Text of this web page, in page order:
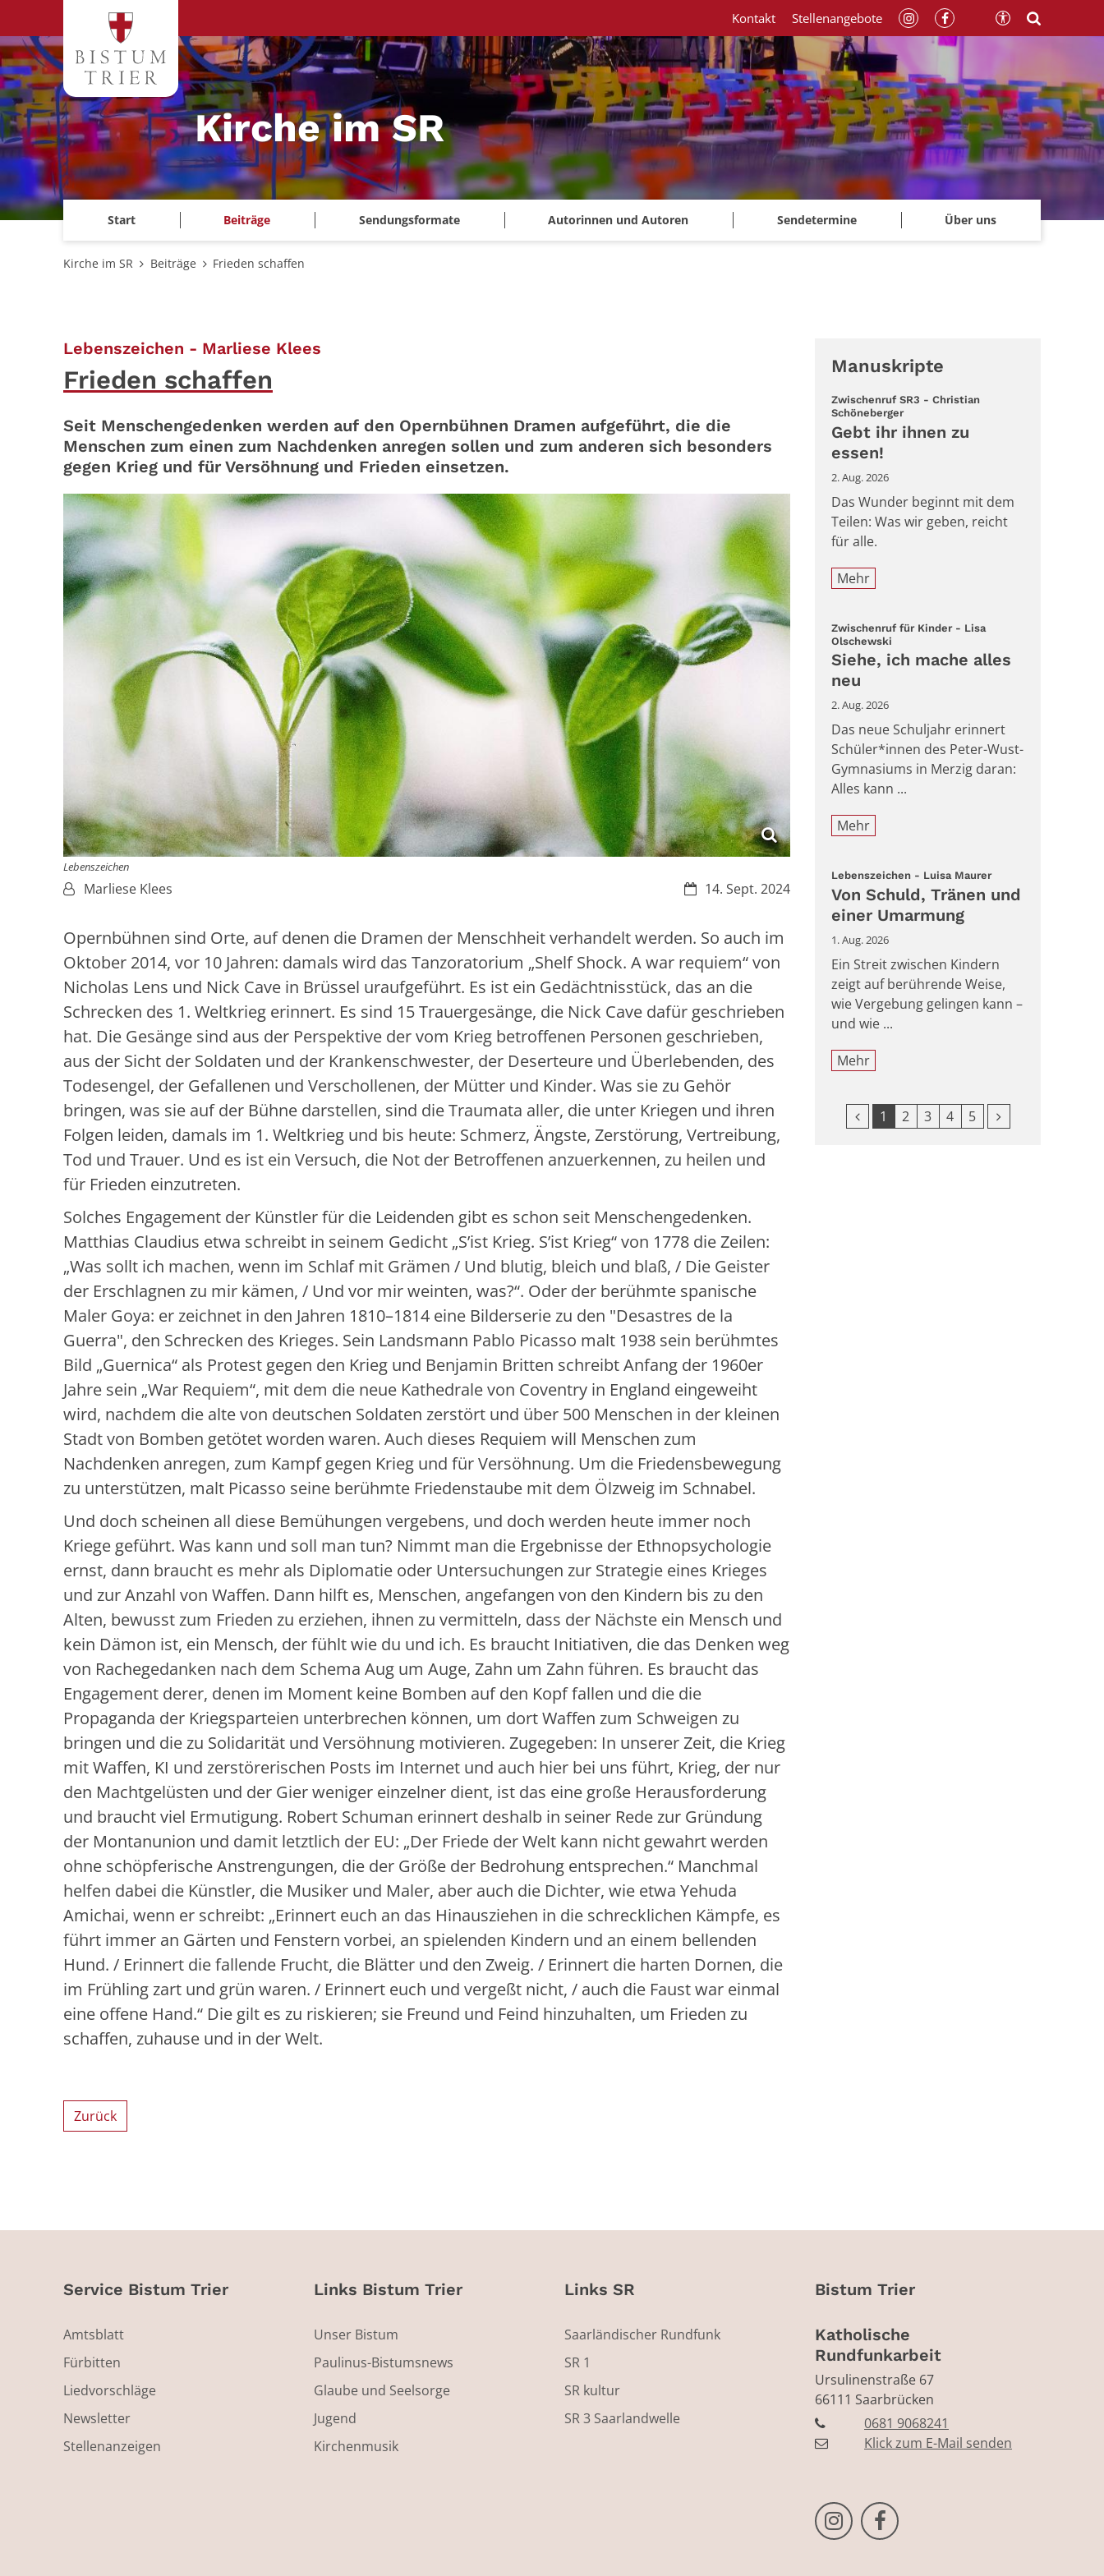
Zum Inhalt springen
Kirche im SR
Start Beiträge Sendungsformate Autorinnen und Autoren Sendetermine Über uns
Kontakt Stellenangebote
Kirche im SR Beiträge Frieden schaffen
Lebenszeichen - Marliese Klees
Frieden schaffen
Seit Menschengedenken werden auf den Opernbühnen Dramen aufgeführt, die die
Menschen zum einen zum Nachdenken anregen sollen und zum anderen sich besonders
gegen Krieg und für Versöhnung und Frieden einsetzen.
Lebenszeichen
Datum:14. Sept. 2024
Von:Marliese Klees
Opernbühnen sind Orte, auf denen die Dramen der Menschheit verhandelt werden. So auch im
Oktober 2014, vor 10 Jahren: damals wird das Tanzoratorium „Shelf Shock. A war requiem“ von
Nicholas Lens und Nick Cave in Brüssel uraufgeführt. Es ist ein Gedächtnisstück, das an die
Schrecken des 1. Weltkrieg erinnert. Es sind 15 Trauergesänge, die Nick Cave dafür geschrieben
hat. Die Gesänge sind aus der Perspektive der vom Krieg betroffenen Personen geschrieben,
aus der Sicht der Soldaten und der Krankenschwester, der Deserteure und Überlebenden, des
Todesengel, der Gefallenen und Verschollenen, der Mütter und Kinder. Was sie zu Gehör
bringen, was sie auf der Bühne darstellen, sind die Traumata aller, die unter Kriegen und ihren
Folgen leiden, damals im 1. Weltkrieg und bis heute: Schmerz, Ängste, Zerstörung, Vertreibung,
Tod und Trauer. Und es ist ein Versuch, die Not der Betroffenen anzuerkennen, zu heilen und
für Frieden einzutreten.
Solches Engagement der Künstler für die Leidenden gibt es schon seit Menschengedenken.
Matthias Claudius etwa schreibt in seinem Gedicht „S’ist Krieg. S’ist Krieg“ von 1778 die Zeilen:
„Was sollt ich machen, wenn im Schlaf mit Grämen / Und blutig, bleich und blaß, / Die Geister
der Erschlagnen zu mir kämen, / Und vor mir weinten, was?“. Oder der berühmte spanische
Maler Goya: er zeichnet in den Jahren 1810–1814 eine Bilderserie zu den "Desastres de la
Guerra", den Schrecken des Krieges. Sein Landsmann Pablo Picasso malt 1938 sein berühmtes
Bild „Guernica“ als Protest gegen den Krieg und Benjamin Britten schreibt Anfang der 1960er
Jahre sein „War Requiem“, mit dem die neue Kathedrale von Coventry in England eingeweiht
wird, nachdem die alte von deutschen Soldaten zerstört und über 500 Menschen in der kleinen
Stadt von Bomben getötet worden waren. Auch dieses Requiem will Menschen zum
Nachdenken anregen, zum Kampf gegen Krieg und für Versöhnung. Um die Friedensbewegung
zu unterstützen, malt Picasso seine berühmte Friedenstaube mit dem Ölzweig im Schnabel.
Und doch scheinen all diese Bemühungen vergebens, und doch werden heute immer noch
Kriege geführt. Was kann und soll man tun? Nimmt man die Ergebnisse der Ethnopsychologie
ernst, dann braucht es mehr als Diplomatie oder Untersuchungen zur Strategie eines Krieges
und zur Anzahl von Waffen. Dann hilft es, Menschen, angefangen von den Kindern bis zu den
Alten, bewusst zum Frieden zu erziehen, ihnen zu vermitteln, dass der Nächste ein Mensch und
kein Dämon ist, ein Mensch, der fühlt wie du und ich. Es braucht Initiativen, die das Denken weg
von Rachegedanken nach dem Schema Aug um Auge, Zahn um Zahn führen. Es braucht das
Engagement derer, denen im Moment keine Bomben auf den Kopf fallen und die die
Propaganda der Kriegsparteien unterbrechen können, um dort Waffen zum Schweigen zu
bringen und die zu Solidarität und Versöhnung motivieren. Zugegeben: In unserer Zeit, die Krieg
mit Waffen, KI und zerstörerischen Posts im Internet und auch hier bei uns führt, Krieg, der nur
den Machtgelüsten und der Gier weniger einzelner dient, ist das eine große Herausforderung
und braucht viel Ermutigung. Robert Schuman erinnert deshalb in seiner Rede zur Gründung
der Montanunion und damit letztlich der EU: „Der Friede der Welt kann nicht gewahrt werden
ohne schöpferische Anstrengungen, die der Größe der Bedrohung entsprechen.“ Manchmal
helfen dabei die Künstler, die Musiker und Maler, aber auch die Dichter, wie etwa Yehuda
Amichai, wenn er schreibt: „Erinnert euch an das Hinausziehen in die schrecklichen Kämpfe, es
führt immer an Gärten und Fenstern vorbei, an spielenden Kindern und an einem bellenden
Hund. / Erinnert die fallende Frucht, die Blätter und den Zweig. / Erinnert die harten Dornen, die
im Frühling zart und grün waren. / Erinnert euch und vergeßt nicht, / auch die Faust war einmal
eine offene Hand.“ Die gilt es zu riskieren; sie Freund und Feind hinzuhalten, um Frieden zu
schaffen, zuhause und in der Welt.
Zurück
Manuskripte
Zwischenruf SR3 - Christian
Schöneberger:
Gebt ihr ihnen zu
essen!
2. Aug. 2026
Das Wunder beginnt mit dem
Teilen: Was wir geben, reicht
für alle.
Mehr
Zwischenruf für Kinder - Lisa
Olschewski
Siehe, ich mache alles
neu
2. Aug. 2026
Das neue Schuljahr erinnert
Schüler*innen des Peter-Wust-
Gymnasiums in Merzig daran:
Alles kann ...
Mehr
Lebenszeichen - Luisa Maurer:
Von Schuld, Tränen und
einer Umarmung
1. Aug. 2026
Ein Streit zwischen Kindern
zeigt auf berührende Weise,
wie Vergebung gelingen kann –
und wie ...
Mehr
Vorherige Seite
1 2 3 4 5 Nächste Seite
Service Bistum Trier
Amtsblatt
Fürbitten
Liedvorschläge
Newsletter
Stellenanzeigen
Links Bistum Trier
Unser Bistum
Paulinus-Bistumsnews
Glaube und Seelsorge
Jugend
Kirchenmusik
Links SR
Saarländischer Rundfunk
SR 1
SR kultur
SR 3 Saarlandwelle
Bistum Trier
Katholische
Rundfunkarbeit
Ursulinenstraße 67
66111 Saarbrücken
0681 9068241
Klick zum E-Mail senden
Bistum Trier auf Instragram
Bistum Trier auf Facebook